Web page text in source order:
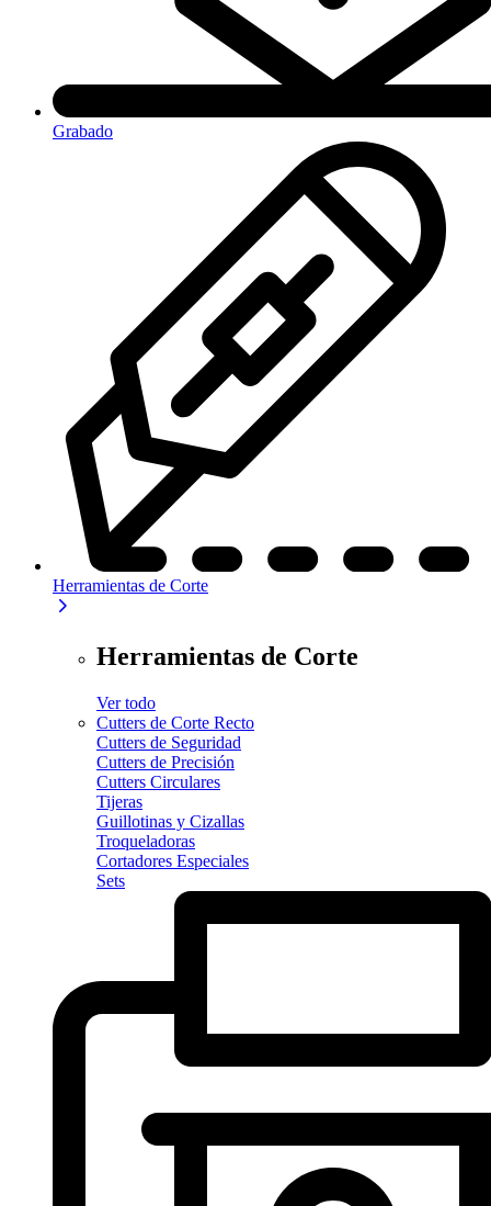
Grabado
Herramientas de Corte
Herramientas de Corte
Ver todo
Cutters de Corte Recto
Cutters de Seguridad
Cutters de Precisión
Cutters Circulares
Tijeras
Guillotinas y Cizallas
Troqueladoras
Cortadores Especiales
Sets